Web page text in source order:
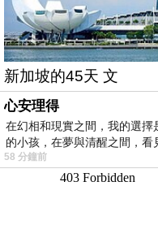
新加坡的45天 文
心安理得
在幻相和現實之間，我的選
的小孩，在夢與清醒之間，
58 分鐘前